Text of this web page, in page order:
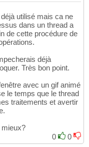
utilisé mais ca ne
dans un thread a
de cette procédure de
déjà
Très bon point.
avec un gif animé
le temps que le thread
traitements et avertir
mieux?
0
0